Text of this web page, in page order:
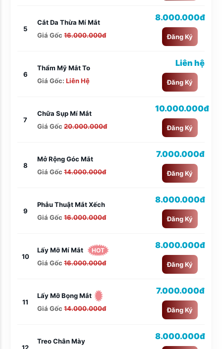
5
Cắt Da Thừa Mí Mắt
Giá Gốc 16.000.000đ
8.000.000đ
Đăng Ký
6
Thẩm Mỹ Mắt To
Giá Gốc: Liên Hệ
Liên hệ
Đăng Ký
7
Chữa Sụp Mí Mắt
Giá Gốc 20.000.000đ
10.000.000đ
Đăng Ký
8
Mở Rộng Góc Mắt
Giá Gốc 14.000.000đ
7.000.000đ
Đăng Ký
9
Phẫu Thuật Mắt Xếch
Giá Gốc 16.000.000đ
8.000.000đ
Đăng Ký
10
Lấy Mỡ Mí Mắt HOT
Giá Gốc 16.000.000đ
8.000.000đ
Đăng Ký
11
Lấy Mỡ Bọng Mắt
Giá Gốc 14.000.000đ
7.000.000đ
Đăng Ký
12
Treo Chân Mày
8.000.000đ